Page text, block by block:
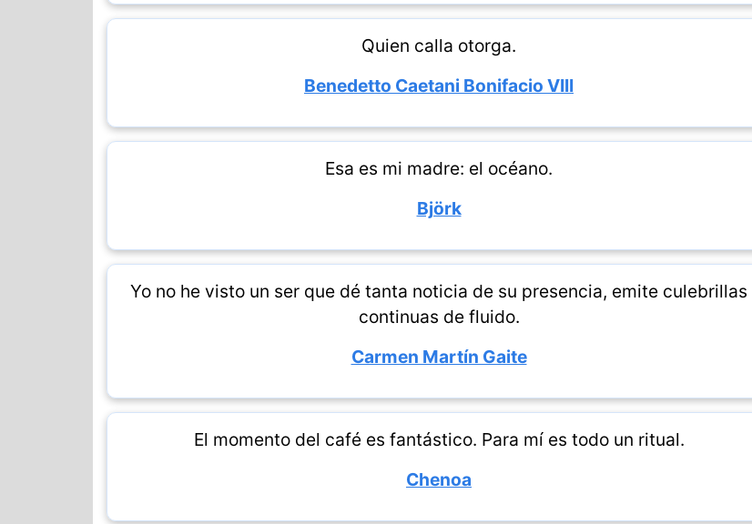
Quien calla otorga.
Benedetto Caetani Bonifacio VIII
Esa es mi madre: el océano.
Björk
Yo no he visto un ser que dé tanta noticia de su presencia, emite culebrillas
continuas de fluido.
Carmen Martín Gaite
El momento del café es fantástico. Para mí es todo un ritual.
Chenoa